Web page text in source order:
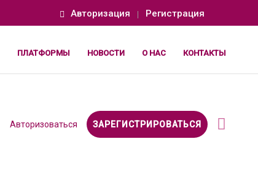
Авторизация Регистрация
ПЛАТФОРМЫ НОВОСТИ О НАС КОНТАКТЫ
Авторизоваться ЗАРЕГИСТРИРОВАТЬСЯ